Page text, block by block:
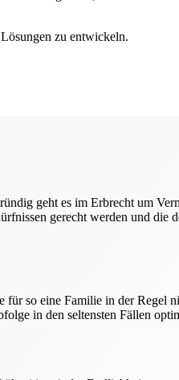
zu entwickeln.
geht es im Erbrecht um
gerecht werden und die
so eine Familie in der Regel
in den seltensten Fällen